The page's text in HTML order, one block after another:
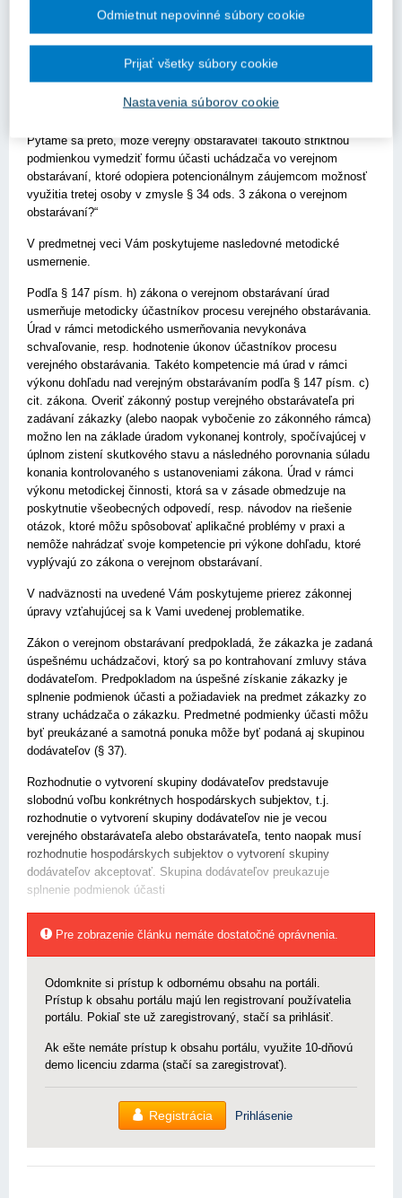
verejného obstarávania. Z verejne dostupných zdrojov je zrejmé,
že takýmto certifikátom disponuje len jedna spoločnosť so sídlom
na území SR. Verejný obstarávateľ zároveň podotýka, že každý
potencionálny záujemca môže využiť § 37 ods. 3 zákona o
hospodárskym subjektom, ktorý daný certifikát má.
Pýtame sa preto, môže verejný obstarávateľ takouto striktnou
podmienkou vymedziť formu účasti uchádzača vo verejnom
obstarávaní, ktoré odopiera potencionálnym záujemcom možnosť
využitia tretej osoby v zmysle § 34 ods. 3 zákona o verejnom
obstarávaní?“
V predmetnej veci Vám poskytujeme nasledovné metodické
usmernenie.
Podľa § 147 písm. h) zákona o verejnom obstarávaní úrad
usmerňuje metodicky účastníkov procesu verejného obstarávania.
Úrad v rámci metodického usmerňovania nevykonáva
schvaľovanie, resp. hodnotenie úkonov účastníkov procesu
verejného obstarávania. Takéto kompetencie má úrad v rámci
výkonu dohľadu nad verejným obstarávaním podľa § 147 písm. c)
cit. zákona. Overiť zákonný postup verejného obstarávateľa pri
zadávaní zákazky (alebo naopak vybočenie zo zákonného rámca)
možno len na základe úradom vykonanej kontroly, spočívajúcej v
úplnom zistení skutkového stavu a následného porovnania súladu
konania kontrolovaného s ustanoveniami zákona. Úrad v rámci
výkonu metodickej činnosti, ktorá sa v zásade obmedzuje na
poskytnutie všeobecných odpovedí, resp. návodov na riešenie
otázok, ktoré môžu spôsobovať aplikačné problémy v praxi a
nemôže nahrádzať svoje kompetencie pri výkone dohľadu, ktoré
vyplývajú zo zákona o verejnom obstarávaní.
V nadväznosti na uvedené Vám poskytujeme prierez zákonnej
úpravy vzťahujúcej sa k Vami uvedenej problematike.
Zákon o verejnom obstarávaní predpokladá, že zákazka je zadaná
úspešnému uchádzačovi, ktorý sa po kontrahovaní zmluvy stáva
dodávateľom. Predpokladom na úspešné získanie zákazky je
splnenie podmienok účasti a požiadaviek na predmet zákazky zo
strany uchádzača o zákazku. Predmetné podmienky účasti môžu
byť preukázané a samotná ponuka môže byť podaná aj skupinou
dodávateľov (§ 37).
Rozhodnutie o vytvorení skupiny dodávateľov predstavuje
slobodnú voľbu konkrétnych hospodárskych subjektov, t.j.
rozhodnutie o vytvorení skupiny dodávateľov nie je vecou
verejného obstarávateľa alebo obstarávateľa, tento naopak musí
rozhodnutie hospodárskych subjektov o vytvorení skupiny
dodávateľov akceptovať. Skupina dodávateľov preukazuje
splnenie podmienok účasti
Pre zobrazenie článku nemáte dostatočné oprávnenia.
Odomknite si prístup k odbornému obsahu na portáli.
Prístup k obsahu portálu majú len registrovaní používatelia
portálu. Pokiaľ ste už zaregistrovaný, stačí sa prihlásiť.
Ak ešte nemáte prístup k obsahu portálu, využite 10-dňovú
demo licenciu zdarma (stačí sa zaregistrovať).
Registrácia Prihlásenie
Nastavenia súborov cookie
Odmietnut nepovinné súbory cookie
Prijať všetky súbory cookie